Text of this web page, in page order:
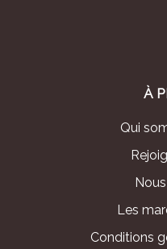
À
Qui
Les
Conditions